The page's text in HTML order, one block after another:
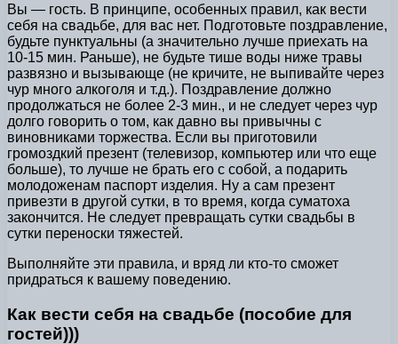
Вы — гость. В принципе, особенных правил, как вести
себя на свадьбе, для вас нет. Подготовьте поздравление,
будьте пунктуальны (а значительно лучше приехать на
10-15 мин. Раньше), не будьте тише воды ниже травы
развязно и вызывающе (не кричите, не выпивайте через
чур много алкоголя и т.д.). Поздравление должно
продолжаться не более 2-3 мин., и не следует через чур
долго говорить о том, как давно вы привычны с
виновниками торжества. Если вы приготовили
громоздкий презент (телевизор, компьютер или что еще
больше), то лучше не брать его с собой, а подарить
молодоженам паспорт изделия. Ну а сам презент
привезти в другой сутки, в то время, когда суматоха
закончится. Не следует превращать сутки свадьбы в
сутки переноски тяжестей.
Выполняйте эти правила, и вряд ли кто-то сможет
придраться к вашему поведению.
Как вести себя на свадьбе (пособие для
гостей)))